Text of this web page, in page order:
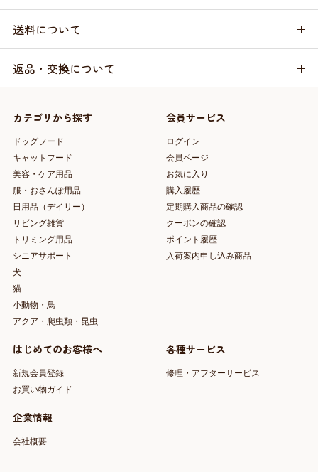
送料について
返品・交換について
カテゴリから探す
ドッグフード
キャットフード
美容・ケア用品
服・おさんぽ用品
日用品（デイリー）
リビング雑貨
トリミング用品
シニアサポート
犬
猫
小動物・鳥
アクア・爬虫類・昆虫
会員サービス
ログイン
会員ページ
お気に入り
購入履歴
定期購入商品の確認
クーポンの確認
ポイント履歴
入荷案内申し込み商品
はじめてのお客様へ
新規会員登録
お買い物ガイド
各種サービス
修理・アフターサービス
企業情報
会社概要